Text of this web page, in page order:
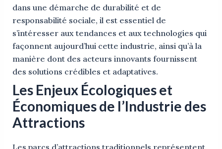
dans une démarche de durabilité et de
responsabilité sociale, il est essentiel de
s’intéresser aux tendances et aux technologies qui
façonnent aujourd’hui cette industrie, ainsi qu’à la
manière dont des acteurs innovants fournissent
des solutions crédibles et adaptatives.
Les Enjeux Écologiques et
Économiques de l’Industrie des
Attractions
Les parcs d’attractions traditionnels représentent